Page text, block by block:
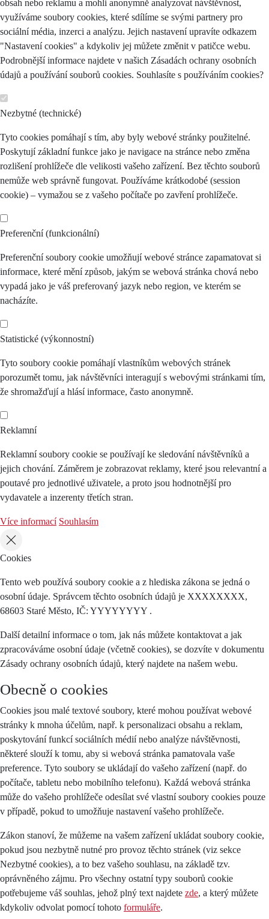
obsah nebo reklamu a mohli anonymně analyzovat návštěvnost,
využíváme soubory cookies, které sdílíme se svými partnery pro
sociální média, inzerci a analýzu. Jejich nastavení upravíte odkazem
"Nastavení cookies" a kdykoliv jej můžete změnit v patičce webu.
Podrobnější informace najdete v našich Zásadách ochrany osobních
údajů a používání souborů cookies. Souhlasíte s používáním cookies?
Nezbytné (technické)
Tyto cookies pomáhají s tím, aby byly webové stránky použitelné.
Poskytují základní funkce jako je navigace na stránce nebo změna
rozlišení prohlížeče dle velikosti vašeho zařízení. Bez těchto souborů
nemůže web správně fungovat. Používáme krátkodobé (session
cookie) – vymažou se z vašeho počítače po zavření prohlížeče.
Preferenční (funkcionální)
Preferenční soubory cookie umožňují webové stránce zapamatovat si
informace, které mění způsob, jakým se webová stránka chová nebo
vypadá jako je váš preferovaný jazyk nebo region, ve kterém se
nacházíte.
Statistické (výkonnostní)
Tyto soubory cookie pomáhají vlastníkům webových stránek
porozumět tomu, jak návštěvníci interagují s webovými stránkami tím,
že shromažďují a hlásí informace, často anonymně.
Reklamní
Reklamní soubory cookie se používají ke sledování návštěvníků a
jejich chování. Záměrem je zobrazovat reklamy, které jsou relevantní a
poutavé pro jednotlivé uživatele, a proto jsou hodnotnější pro
vydavatele a inzerenty třetích stran.
Více informací Souhlasím
Cookies
Tento web používá soubory cookie a z hlediska zákona se jedná o
osobní údaje. Správcem těchto osobních údajů je XXXXXXXX,
68603 Staré Město, IČ: YYYYYYYY .
Další detailní informace o tom, jak nás můžete kontaktovat a jak
zpracováváme osobní údaje (včetně cookies), se dozvíte v dokumentu
Zásady ochrany osobních údajů, který najdete na našem webu.
Obecně o cookies
Cookies jsou malé textové soubory, které mohou používat webové
stránky k mnoha účelům, např. k personalizaci obsahu a reklam,
poskytování funkcí sociálních médií nebo analýze návštěvnosti,
některé slouží k tomu, aby si webová stránka pamatovala vaše
preference. Tyto soubory se ukládají do vašeho zařízení (např. do
počítače, tabletu nebo mobilního telefonu). Každá webová stránka
může do vašeho prohlížeče odesílat své vlastní soubory cookies pouze
v případě, pokud to umožňuje nastavení vašeho prohlížeče.
Zákon stanoví, že můžeme na vašem zařízení ukládat soubory cookie,
pokud jsou nezbytně nutné pro provoz těchto stránek (viz sekce
Nezbytné cookies), a to bez vašeho souhlasu, na základě tzv.
oprávněného zájmu. Pro všechny ostatní typy souborů cookie
potřebujeme váš souhlas, jehož plný text najdete zde, a který můžete
kdykoliv odvolat pomocí tohoto formuláře.